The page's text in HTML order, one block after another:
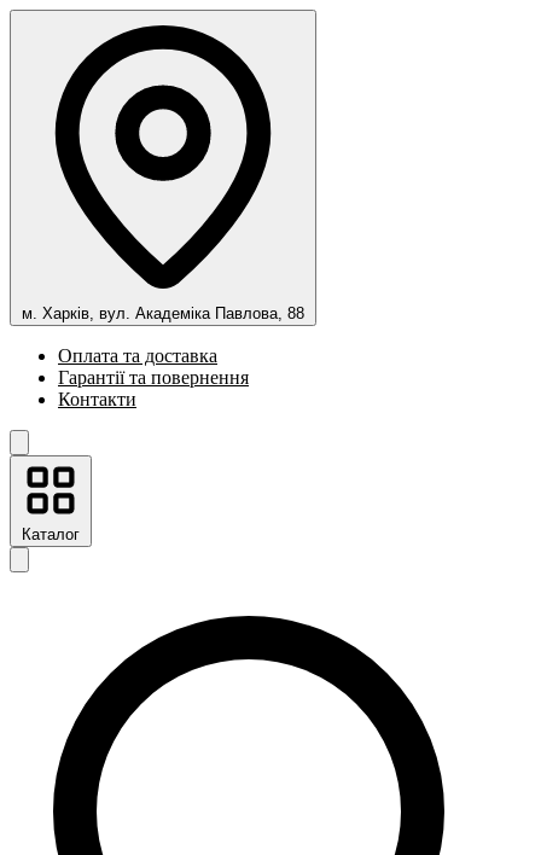
м. Харків, вул. Академіка Павлова, 88
Оплата та доставка
Гарантії та повернення
Контакти
Каталог